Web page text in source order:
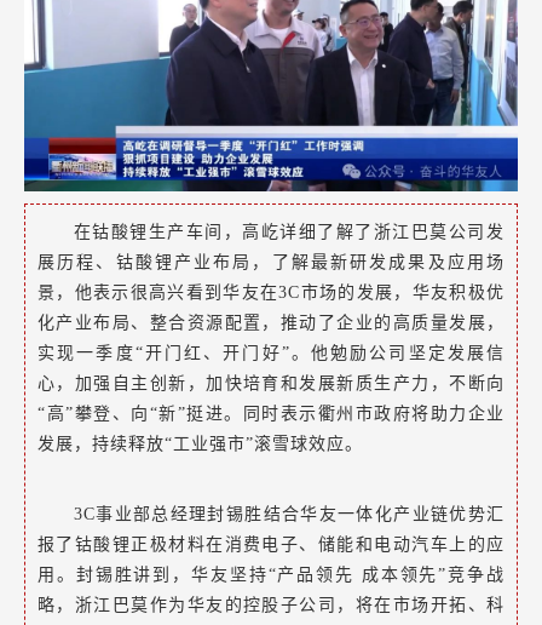
在钴酸锂生产车间，高屹详细了解了浙江巴莫公司发
展历程、钴酸锂产业布局，了解最新研发成果及应用场
景，他表示很高兴看到华友在3C市场的发展，华友积极优
化产业布局、整合资源配置，推动了企业的高质量发展，
实现一季度“开门红、开门好”。他勉励公司坚定发展信
心，加强自主创新，加快培育和发展新质生产力，不断向
“高”攀登、向“新”挺进。同时表示衢州市政府将助力企业
发展，持续释放“工业强市”滚雪球效应。
3C事业部总经理封锡胜结合华友一体化产业链优势汇
报了钴酸锂正极材料在消费电子、储能和电动汽车上的应
用。封锡胜讲到，华友坚持“产品领先 成本领先”竞争战
略，浙江巴莫作为华友的控股子公司，将在市场开拓、科